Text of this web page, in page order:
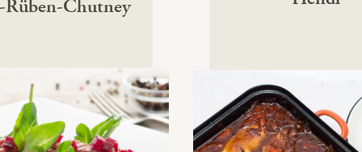
Rüben-Chutney